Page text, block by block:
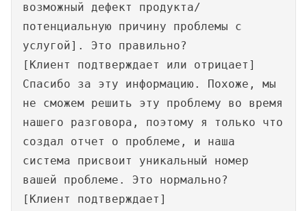
возможный дефект продукта/
потенциальную причину проблемы с
услугой]. Это правильно?
[Клиент подтверждает или отрицает]
Спасибо за эту информацию. Похоже, мы
не сможем решить эту проблему во время
нашего разговора, поэтому я только что
создал отчет о проблеме, и наша
система присвоит уникальный номер
вашей проблеме. Это нормально?
[Клиент подтверждает]